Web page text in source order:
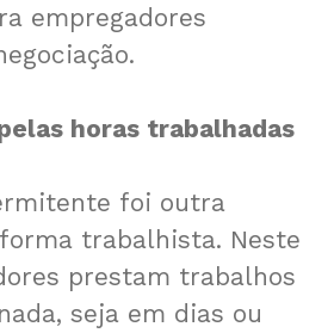
empregadores
horas trabalhadas
foi outra
trabalhista. Neste
prestam trabalhos
seja em dias ou